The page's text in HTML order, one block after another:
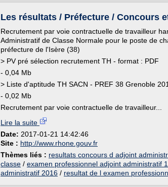
Les résultats / Préfecture / Concours
Recrutement par voie contractuelle de travailleur
Administratif de Classe Normale pour le poste de
préfecture de l'Isère (38)
> PV pré sélection recrutement TH - format : PDF
- 0,04 Mb
> Liste d'aptitude TH SACN - PREF 38 Grenoble
- 0,02 Mb
Recrutement par voie contractuelle de travailleur...
Lire la suite
Date: 2017-01-21 14:42:46
Site : http://www.rhone.gouv.fr
Thèmes liés : resultats concours d adjoint
classe / examen professionnel adjoint administratif
administratif 2016 / resultat de l examen